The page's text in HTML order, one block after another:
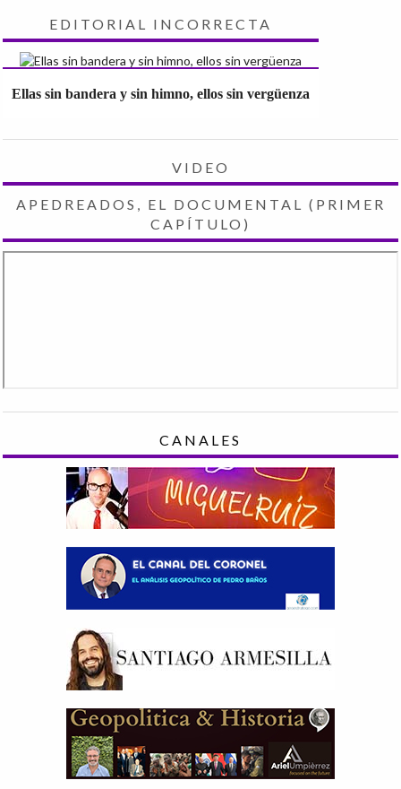
EDITORIAL INCORRECTA
Ellas sin bandera y sin himno, ellos sin vergüenza
VIDEO
APEDREADOS, EL DOCUMENTAL (PRIMER
CAPÍTULO)
CANALES